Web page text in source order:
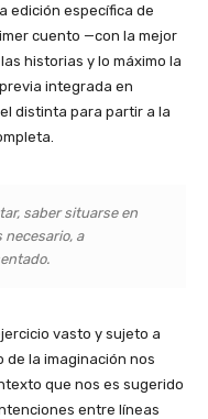
edición específica de
cuento —con la mejor
historias y lo máximo la
integrada en
distinta para partir a la
saber situarse en
necesario, a
vasto y sujeto a
la imaginación nos
que nos es sugerido
entre líneas